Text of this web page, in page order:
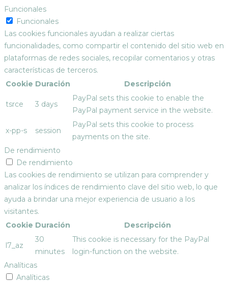
Funcionales
Funcionales
Las cookies funcionales ayudan a realizar ciertas
funcionalidades, como compartir el contenido del sitio web en
plataformas de redes sociales, recopilar comentarios y otras
características de terceros.
Cookie Duración Descripción
tsrce 3 days
PayPal sets this cookie to enable the
PayPal payment service in the website.
x-pp-s session
PayPal sets this cookie to process
payments on the site.
De rendimiento
De rendimiento
Las cookies de rendimiento se utilizan para comprender y
analizar los índices de rendimiento clave del sitio web, lo que
ayuda a brindar una mejor experiencia de usuario a los
visitantes.
Cookie Duración Descripción
l7_az
30
minutes
This cookie is necessary for the PayPal
login-function on the website.
Analíticas
Analíticas